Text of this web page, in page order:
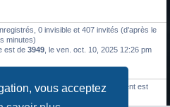
vous acceptez
0 invisible et 407 invités (d’après le
minutes)
est de 3949 , le ven. oct. 10, 2025 12:26 pm
• Le membre enregistré le plus récent est